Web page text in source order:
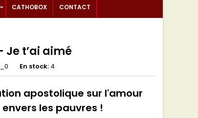
CATHOBOX CONTACT
Je t’ai aimé
En stock: 4
apostolique sur l'amour
envers les pauvres !